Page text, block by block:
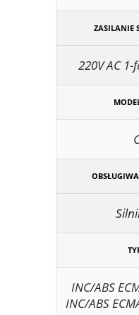
ZASILANIE
220V AC
INC/ABS
INC/ABS